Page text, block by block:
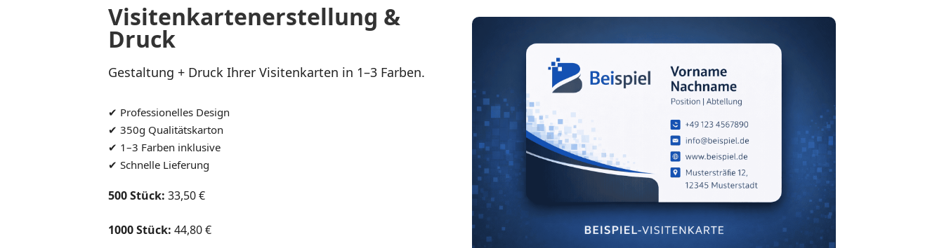
Visitenkartenerstellung &
Druck
Gestaltung + Druck Ihrer Visitenkarten in 1–3 Farben.
✔ Professionelles Design
✔ 350g Qualitätskarton
✔ 1–3 Farben inklusive
✔ Schnelle Lieferung
500 Stück: 33,50 €
1000 Stück: 44,80 €